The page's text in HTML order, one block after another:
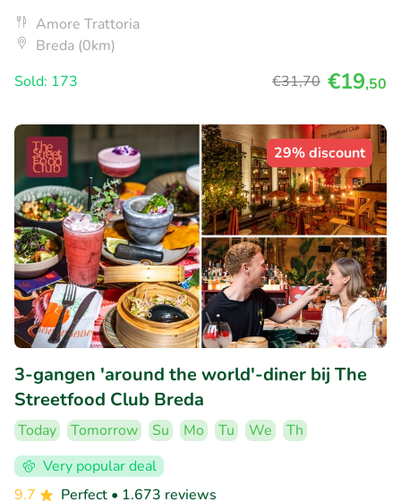
Amore Trattoria
Breda (0km)
Sold: 173
€31,70 €19,50
29% discount
3-gangen 'around the world'-diner bij The
Streetfood Club Breda
Today Tomorrow Su Mo Tu We
Th
Very popular deal
9.7
Perfect • 1.673 reviews